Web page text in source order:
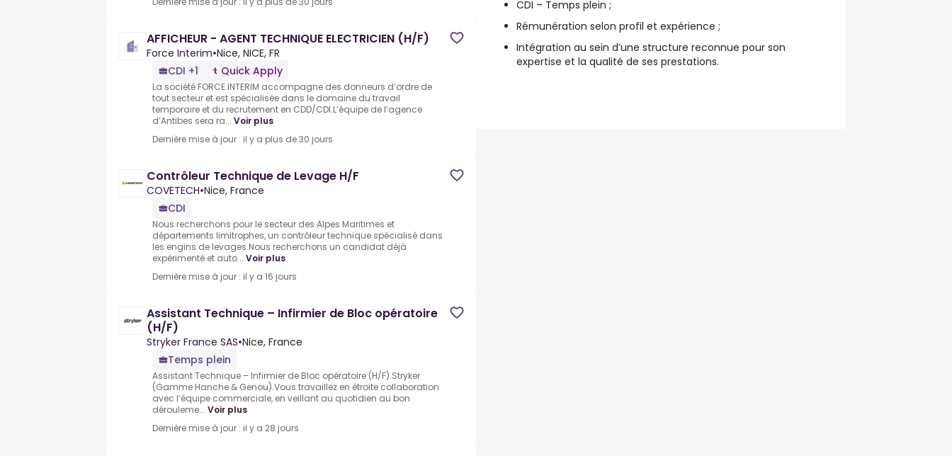
AFFICHEUR - AGENT TECHNIQUE ELECTRICIEN (H/F)
Force Interim•Nice, NICE, FR
CDI +1
Quick Apply
La société FORCE INTERIM accompagne des donneurs d’ordre de
tout secteur et est spécialisée dans le domaine du travail
temporaire et du recrutement en CDD/CDI.L’équipe de l’agence
d’Antibes sera ra... Voir plus
Dernière mise à jour : il y a plus de 30 jours
Contrôleur Technique de Levage H/F
COVETECH•Nice, France
CDI
Nous recherchons pour le secteur des Alpes Maritimes et
départements limitrophes, un contrôleur technique spécialisé dans
les engins de levages.Nous recherchons un candidat déjà
expérimenté et auto... Voir plus
Dernière mise à jour : il y a 16 jours
Assistant Technique – Infirmier de Bloc opératoire
(H/F)
Stryker France SAS•Nice, France
Temps plein
Assistant Technique – Infirmier de Bloc opératoire (H/F).Stryker
(Gamme Hanche & Genou).Vous travaillez en étroite collaboration
avec l’équipe commerciale, en veillant au quotidien au bon
dérouleme... Voir plus
Dernière mise à jour : il y a 28 jours
CDI – Temps plein ;
Rémunération selon profil et expérience ;
Intégration au sein d’une structure reconnue pour son
expertise et la qualité de ses prestations.